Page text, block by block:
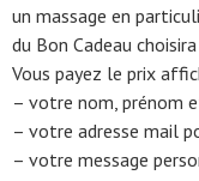
un massage en
du Bon Cadeau
Vous payez le prix
– votre nom, prénom
– votre adresse mail
– votre message